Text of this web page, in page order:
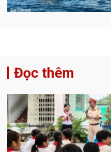
Đọc thêm